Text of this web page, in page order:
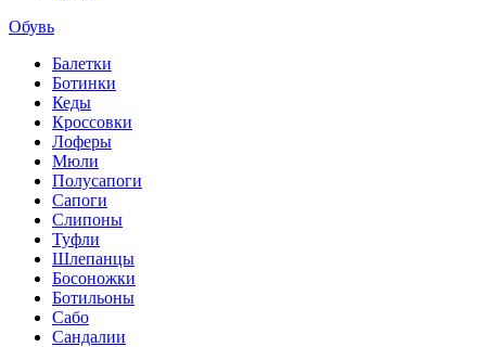
Обувь
Балетки
Ботинки
Кеды
Кроссовки
Лоферы
Мюли
Полусапоги
Сапоги
Слипоны
Туфли
Шлепанцы
Босоножки
Ботильоны
Сабо
Сандалии